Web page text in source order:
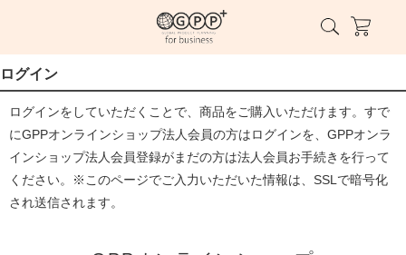
ログイン
ログインをしていただくことで、商品をご購入いただけます。すで
にGPPオンラインショップ法人会員の方はログインを、GPPオンラ
インショップ法人会員登録がまだの方は法人会員お手続きを行って
ください。※このページでご入力いただいた情報は、SSLで暗号化
され送信されます。